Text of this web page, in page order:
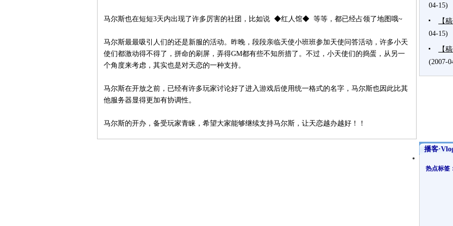
马尔斯也在短短3天内出现了许多厉害的社团，比如说 ◆红人馆◆ 等等，都已经占领了地图哦~
马尔斯最最吸引人们的还是新服的活动。昨晚，段段亲临天使小班班参加天使问答活动，许多小天
使们都激动得不得了，拼命的刷屏，弄得GM都有些不知所措了。不过，小天使们的捣蛋，从另一
个角度来考虑，其实也是对天恋的一种支持。
马尔斯在开放之前，已经有许多玩家讨论好了进入游戏后使用统一格式的名字，马尔斯也因此比其
他服务器显得更加有协调性。
马尔斯的开办，备受玩家青睐，希望大家能够继续支持马尔斯，让天恋越办越好！！
04-15)
【
04-15)
【
(2007-
播客
热点标签